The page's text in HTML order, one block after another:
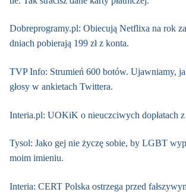
Dobreprogramy.pl: Obiecują Netflixa na rok
dniach pobierają 199 zł z konta.
TVP Info: Strumień 600 botów. Ujawniamy,
głosy w ankietach Twittera.
Interia.pl: UOKiK o nieuczciwych dopłatach
Tysol: Jako gej nie życzę sobie, by LGBT
moim imieniu.
Interia: CERT Polska ostrzega przed